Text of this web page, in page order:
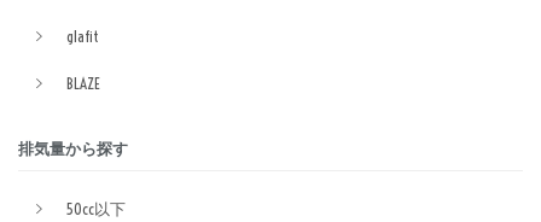
glafit
BLAZE
排気量から探す
50cc以下